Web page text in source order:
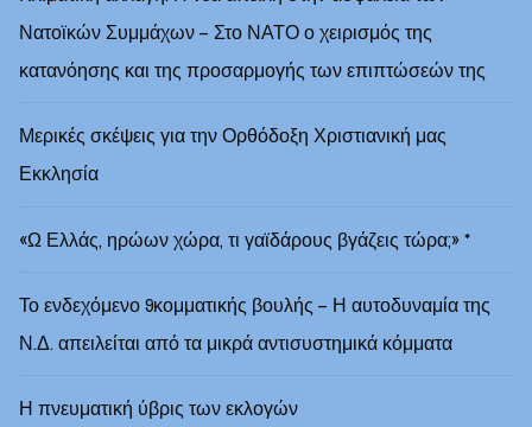
Νατοϊκών Συμμάχων – Στο ΝΑΤΟ ο χειρισμός της
κατανόησης και της προσαρμογής των επιπτώσεών της
Μερικές σκέψεις για την Ορθόδοξη Χριστιανική μας
Εκκλησία
«Ω Ελλάς, ηρώων χώρα, τι γαϊδάρους βγάζεις τώρα;» *
Το ενδεχόμενο 9κομματικής βουλής – Η αυτοδυναμία της
Ν.Δ. απειλείται από τα μικρά αντισυστημικά κόμματα
Η πνευματική ύβρις των εκλογών